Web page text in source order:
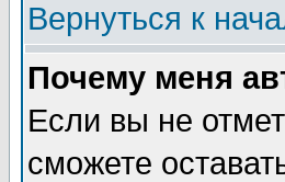
Вернуться к
Почему меня
Если вы не
сможете